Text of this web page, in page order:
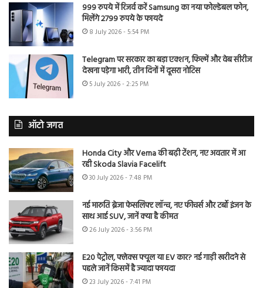
999 रुपये में रिजर्व करें Samsung का नया फोल्डेबल फोन,
मिलेंगे 2799 रुपये के फायदे
8 July 2026 - 5:54 PM
Telegram पर सरकार का बड़ा एक्शन, फिल्में और वेब सीरीज
देखना पड़ेगा भारी, तीन दिनों में दूसरा नोटिस
5 July 2026 - 2:25 PM
ऑटो जगत
Honda City और Verna की बढ़ी टेंशन, नए अवतार में आ
रही Skoda Slavia Facelift
30 July 2026 - 7:48 PM
नई मारुति ब्रेजा फेसलिफ्ट लॉन्च, नए फीचर्स और टर्बो इंजन के
साथ आई SUV, जानें क्या है कीमत
26 July 2026 - 3:56 PM
E20 पेट्रोल, फ्लेक्स फ्यूल या EV कार? नई गाड़ी खरीदने से
पहले जानें किसमें है ज्यादा फायदा
23 July 2026 - 7:41 PM